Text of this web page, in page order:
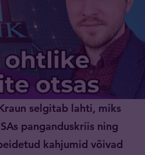
selgitab lahti, miks
panganduskriis ning
kahjumid võivad